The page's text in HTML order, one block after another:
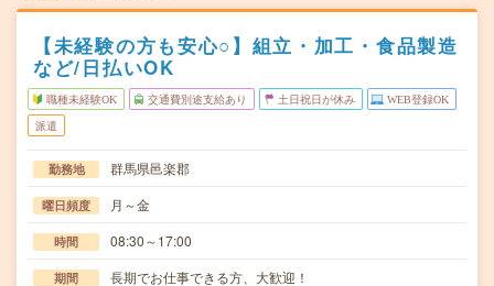
【未経験の方も安心○】組立・加工・食品製造
など/日払いOK
職種未経験OK 交通費別途支給あり 土日祝日が休み WEB登録OK
派遣
勤務地 群馬県邑楽郡
曜日頻度 月～金
時間 08:30～17:00
期間 長期でお仕事できる方、大歓迎！